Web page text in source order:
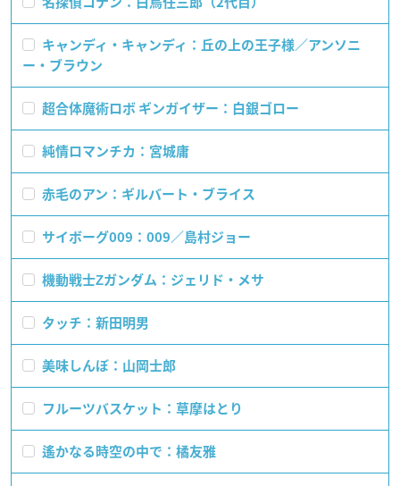
キャンディ・キャンディ：丘の上の王子様／アンソニ
ー・ブラウン
超合体魔術ロボ ギンガイザー：白銀ゴロー
純情ロマンチカ：宮城庸
赤毛のアン：ギルバート・ブライス
サイボーグ009：009／島村ジョー
機動戦士Ζガンダム：ジェリド・メサ
タッチ：新田明男
美味しんぼ：山岡士郎
フルーツバスケット：草摩はとり
遙かなる時空の中で：橘友雅